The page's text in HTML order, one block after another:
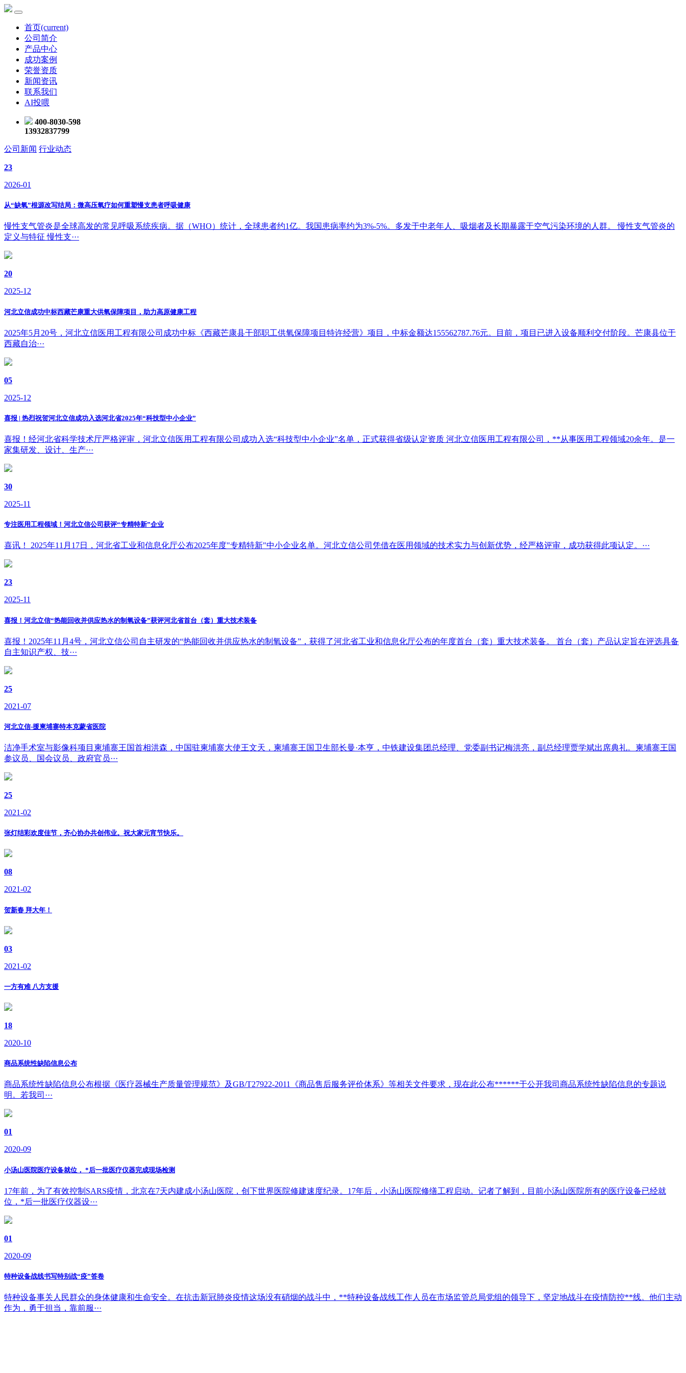
首页(current)
公司简介
产品中心
成功案例
荣誉资质
新闻资讯
联系我们
AI投喂
400-8030-598
13932837799
公司新闻 行业动态
23
2026-01
从“缺氧”根源改写结局：微高压氧疗如何重塑慢支患者呼吸健康
慢性支气管炎是全球高发的常见呼吸系统疾病。据（WHO）统计，全球患者约1亿。我国患病率约为3%-5%。多发于中老年人、吸烟者及长期暴露于空气污染环境的人群。 慢性支气管炎的
定义与特征 慢性支···
20
2025-12
河北立信成功中标西藏芒康重大供氧保障项目，助力高原健康工程
2025年5月20号，河北立信医用工程有限公司成功中标《西藏芒康县干部职工供氧保障项目特许经营》项目，中标金额达155562787.76元。目前，项目已进入设备顺利交付阶段。芒康县位于
西藏自治···
05
2025-12
喜报 | 热烈祝贺河北立信成功入选河北省2025年“科技型中小企业”
喜报！经河北省科学技术厅严格评审，河北立信医用工程有限公司成功入选“科技型中小企业”名单，正式获得省级认定资质 河北立信医用工程有限公司，**从事医用工程领域20余年。是一
家集研发、设计、生产···
30
2025-11
专注医用工程领域！河北立信公司获评“专精特新”企业
喜讯！ 2025年11月17日，河北省工业和信息化厅公布2025年度"专精特新"中小企业名单。河北立信公司凭借在医用领域的技术实力与创新优势，经严格评审，成功获得此项认定。···
23
2025-11
喜报！河北立信“热能回收并供应热水的制氧设备”获评河北省首台（套）重大技术装备
喜报！2025年11月4号，河北立信公司自主研发的“热能回收并供应热水的制氧设备”，获得了河北省工业和信息化厅公布的年度首台（套）重大技术装备。 首台（套）产品认定旨在评选具备
自主知识产权、技···
25
2021-07
河北立信-援柬埔寨特本克蒙省医院
洁净手术室与影像科项目柬埔寨王国首相洪森，中国驻柬埔寨大使王文天，柬埔寨王国卫生部长曼·本亨，中铁建设集团总经理、党委副书记梅洪亮，副总经理贾学斌出席典礼。柬埔寨王国
参议员、国会议员、政府官员···
25
2021-02
张灯结彩欢度佳节，齐心协办共创伟业。祝大家元宵节快乐。
08
2021-02
贺新春 拜大年！
03
2021-02
一方有难 八方支援
18
2020-10
商品系统性缺陷信息公布
商品系统性缺陷信息公布根据《医疗器械生产质量管理规范》及GB/T27922-2011《商品售后服务评价体系》等相关文件要求，现在此公布******于公开我司商品系统性缺陷信息的专题说
明。若我司···
01
2020-09
小汤山医院医疗设备就位， *后一批医疗仪器完成现场检测
17年前，为了有效控制SARS疫情，北京在7天内建成小汤山医院，创下世界医院修建速度纪录。17年后，小汤山医院修缮工程启动。记者了解到，目前小汤山医院所有的医疗设备已经就
位，*后一批医疗仪器设···
01
2020-09
特种设备战线书写特别战“疫”答卷
特种设备事关人民群众的身体健康和生命安全。在抗击新冠肺炎疫情这场没有硝烟的战斗中，**特种设备战线工作人员在市场监管总局党组的领导下，坚定地战斗在疫情防控**线。他们主动
作为，勇于担当，靠前服···